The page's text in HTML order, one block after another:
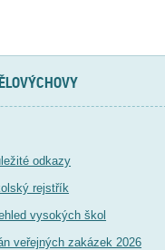
odkazy
rejstřík
vysokých škol
veřejných zakázek 2026